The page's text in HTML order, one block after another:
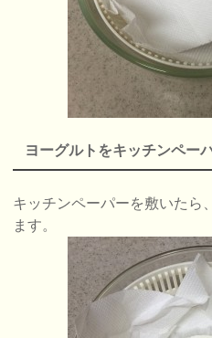
ヨーグルトをキッチンペー
キッチンペーパーを敷いたら
ます。